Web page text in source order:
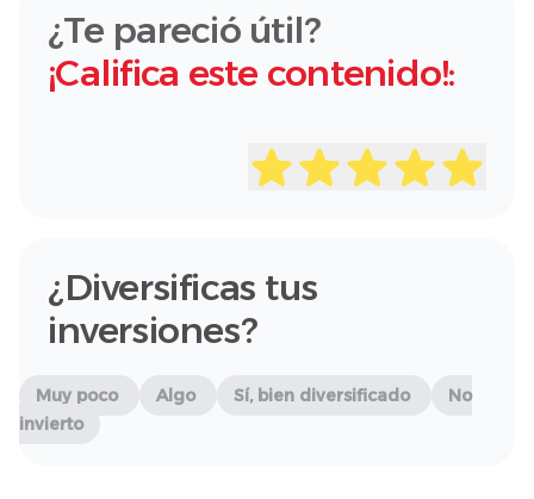
¿Te pareció útil?
¡Califica este contenido!:
¿Diversificas tus
inversiones?
Muy poco Algo Sí, bien diversificado
No
invierto